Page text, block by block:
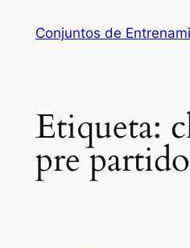
Conjuntos de
Etiqueta:
pre